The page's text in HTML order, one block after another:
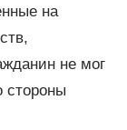
на
не мог
стороны